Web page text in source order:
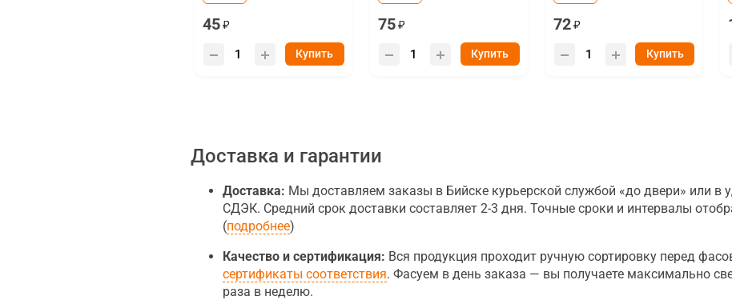
45
Купить
75
Купить
72
Купить
Доставка и гарантии
Доставка: Мы доставляем заказы в Бийске курьерской службой «до двери» или в
СДЭК. Средний срок доставки составляет 2-3 дня. Точные сроки и интервалы
(подробнее)
Качество и сертификация: Вся продукция проходит ручную сортировку перед
сертификаты соответствия. Фасуем в день заказа — вы получаете максимально
раза в неделю.